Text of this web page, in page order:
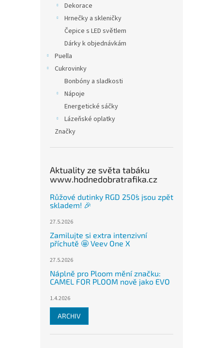
Dekorace
Hrnečky a skleničky
Čepice s LED světlem
Dárky k objednávkám
Puella
Cukrovinky
Bonbóny a sladkosti
Nápoje
Energetické sáčky
Lázeňské oplatky
Značky
Aktuality ze světa tabáku
www.hodnedobratrafika.cz
Růžové dutinky RGD 250´s jsou zpět
skladem! 🎉
27.5.2026
Zamilujte si extra intenzivní
příchutě 🤩 Veev One X
27.5.2026
Náplně pro Ploom mění značku:
CAMEL FOR PLOOM nově jako EVO
1.4.2026
ARCHIV